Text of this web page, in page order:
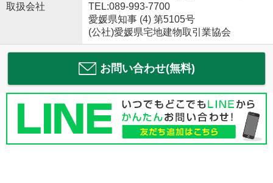
取扱会社
TEL:089-993-7700
愛媛県知事 (4) 第5105号
(公社)愛媛県宅地建物取引業協会
お問い合わせ(無料)